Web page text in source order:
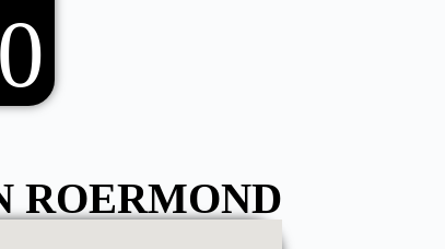
ROERMOND